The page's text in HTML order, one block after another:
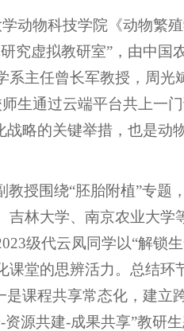
学动物科技学院《动物
究虚拟教研室”，由中
系主任曾长军教授，周
生通过云端平台共上一
战略的关键举措，也是
教授围绕“胚胎附植”专
吉林大学、南京农业大学
级代云凤同学以“解锁
课堂的思辨活力。总结
是课程共享常态化，建
源共建-成果共享”教研